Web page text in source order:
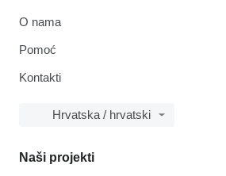
O nama
Pomoć
Kontakti
Hrvatska / hrvatski
Naši projekti